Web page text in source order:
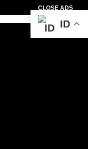
CLOSE ADS
ID